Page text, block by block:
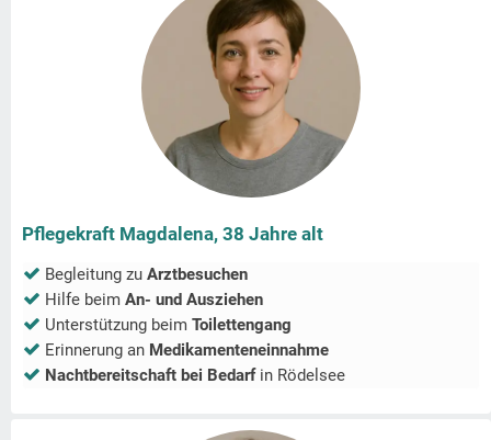
Pflegekraft Magdalena, 38 Jahre alt
Begleitung zu Arztbesuchen
Hilfe beim An- und Ausziehen
Unterstützung beim Toilettengang
Erinnerung an Medikamenteneinnahme
Nachtbereitschaft bei Bedarfin Rödelsee